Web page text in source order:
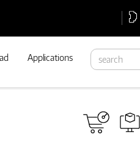
Applications